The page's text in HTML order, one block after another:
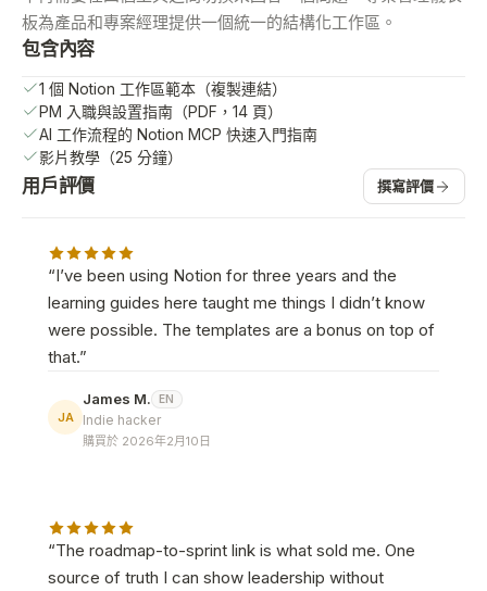
板為產品和專案經理提供一個統一的結構化工作區。
包含內容
1 個 Notion 工作區範本（複製連結）
PM 入職與設置指南（PDF，14 頁）
AI 工作流程的 Notion MCP 快速入門指南
影片教學（25 分鐘）
用戶評價 撰寫評價
“I’ve been using Notion for three years and the
learning guides here taught me things I didn’t know
were possible. The templates are a bonus on top of
that.”
JA
James M. EN
Indie hacker
購買於 2026年2月10日
“The roadmap-to-sprint link is what sold me. One
source of truth I can show leadership without